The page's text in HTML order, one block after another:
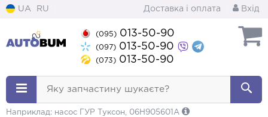
UA RU Доставка і оплата Вхід
(095) 013-50-90
(097) 013-50-90
(073) 013-50-90
Яку запчастину шукаєте?
Наприклад: насос ГУР Туксон, 06H905601A